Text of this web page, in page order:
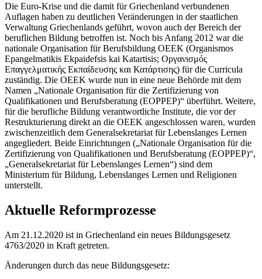
Die Euro-Krise und die damit für Griechenland verbundenen
Auflagen haben zu deutlichen Veränderungen in der staatlichen
Verwaltung Griechenlands geführt, wovon auch der Bereich der
beruflichen Bildung betroffen ist. Noch bis Anfang 2012 war die
nationale Organisation für Berufsbildung OEEK (Organismos
Epangelmatikis Ekpaidefsis kai Katartisis; Οργανισμός
Επαγγελματικής Εκπαίδευσης και Κατάρτισης) für die Curricula
zuständig. Die OEEK wurde nun in eine neue Behörde mit dem
Namen „Nationale Organisation für die Zertifizierung von
Qualifikationen und Berufsberatung (EOPPEP)“ überführt. Weitere,
für die berufliche Bildung verantwortliche Institute, die vor der
Restrukturierung direkt an die OEEK angeschlossen waren, wurden
zwischenzeitlich dem Generalsekretariat für Lebenslanges Lernen
angegliedert. Beide Einrichtungen („Nationale Organisation für die
Zertifizierung von Qualifikationen und Berufsberatung (EOPPEP)“,
„Generalsekretariat für Lebenslanges Lernen“) sind dem
Ministerium für Bildung, Lebenslanges Lernen und Religionen
unterstellt.
Aktuelle Reformprozesse
Am 21.12.2020 ist in Griechenland ein neues Bildungsgesetz
4763/2020 in Kraft getreten.
Änderungen durch das neue Bildungsgesetz: